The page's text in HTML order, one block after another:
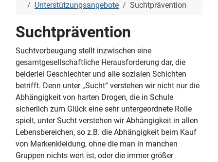
Unterstützungsangebote
Suchtprävention
Suchtprävention
Suchtvorbeugung stellt inzwischen eine
gesamtgesellschaftliche Herausforderung dar, die
beiderlei Geschlechter und alle sozialen Schichten
betrifft. Denn unter „Sucht“ verstehen wir nicht nur die
Abhängigkeit von harten Drogen, die in Schule
sicherlich zum Glück eine sehr untergeordnete Rolle
spielt, unter Sucht verstehen wir Abhängigkeit in allen
Lebensbereichen, so z.B. die Abhängigkeit beim Kauf
von Markenkleidung, ohne die man in manchen
Gruppen nichts wert ist, oder die immer größer